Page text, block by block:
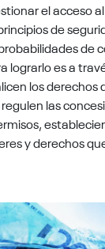
el acceso
de
de
lograrlo es a
los derechos
las
y derechos